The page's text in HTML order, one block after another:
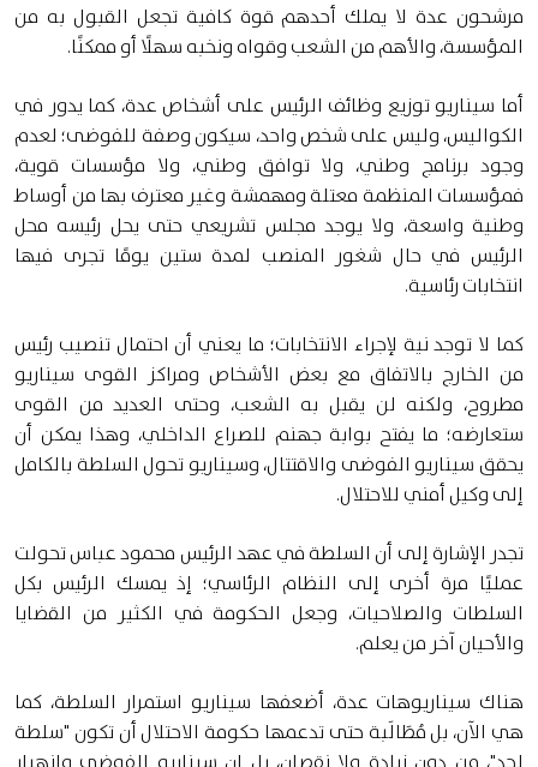
مرشحون عدة لا يملك أحدهم قوة كافية تجعل القبول به من
المؤسسة، والأهم من الشعب وقواه ونخبه سهلًا أو ممكنًا.
أما سيناريو توزيع وظائف الرئيس على أشخاص عدة، كما يدور في
الكواليس، وليس على شخص واحد، سيكون وصفة للفوضى؛ لعدم
وجود برنامج وطني، ولا توافق وطني، ولا مؤسسات قوية،
فمؤسسات المنظمة معتلة ومهمشة وغير معترف بها من أوساط
وطنية واسعة، ولا يوجد مجلس تشريعي حتى يحل رئيسه محل
الرئيس في حال شغور المنصب لمدة ستين يومًا تجرى فيها
انتخابات رئاسية.
كما لا توجد نية لإجراء الانتخابات؛ ما يعني أن احتمال تنصيب رئيس
من الخارج بالاتفاق مع بعض الأشخاص ومراكز القوى سيناريو
مطروح، ولكنه لن يقبل به الشعب، وحتى العديد من القوى
ستعارضه؛ ما يفتح بوابة جهنم للصراع الداخلي، وهذا يمكن أن
يحقق سيناريو الفوضى والاقتتال، وسيناريو تحول السلطة بالكامل
إلى وكيل أمني للاحتلال.
تجدر الإشارة إلى أن السلطة في عهد الرئيس محمود عباس تحولت
عمليًا مرة أخرى إلى النظام الرئاسي؛ إذ يمسك الرئيس بكل
السلطات والصلاحيات، وجعل الحكومة في الكثير من القضايا
والأحيان آخر من يعلم.
هناك سيناريوهات عدة، أضعفها سيناريو استمرار السلطة، كما
هي الآن، بل مُطَالَبة حتى تدعمها حكومة الاحتلال أن تكون "سلطة
لحد"، من دون زيادة ولا نقصان، بل إن سيناريو الفوضى وانهيار